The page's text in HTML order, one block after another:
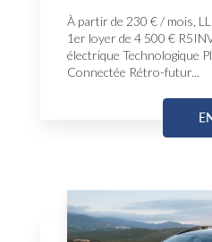
À partir de 230 € / mois,
1er loyer de 4 500 €
électrique Technologique
Connectée Rétro-futur...